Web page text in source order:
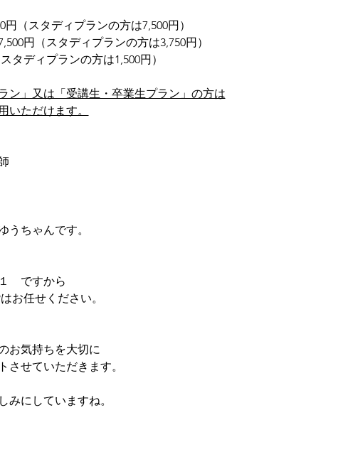
（スタディプランの方は7,500円）
円（スタディプランの方は3,750円）
ディプランの方は1,500円）
ン」又は「受講生・卒業生プラン」の方は
ただけます。
師
うちゃんです。
ですから
お任せください。
お気持ちを大切に
させていただきます。
みにしていますね。